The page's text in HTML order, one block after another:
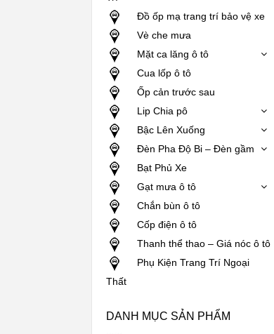
Đồ ốp mạ trang trí bảo vệ xe
Vè che mưa
Mặt ca lăng ô tô
Cua lốp ô tô
Ốp cản trước sau
Lip Chia pô
Bậc Lên Xuống
Đèn Pha Độ Bi – Đèn gầm
Bạt Phủ Xe
Gạt mưa ô tô
Chắn bùn ô tô
Cốp điện ô tô
Thanh thể thao – Giá nóc ô tô
Phụ Kiện Trang Trí Ngoại
Thất
DANH MỤC SẢN PHẨM